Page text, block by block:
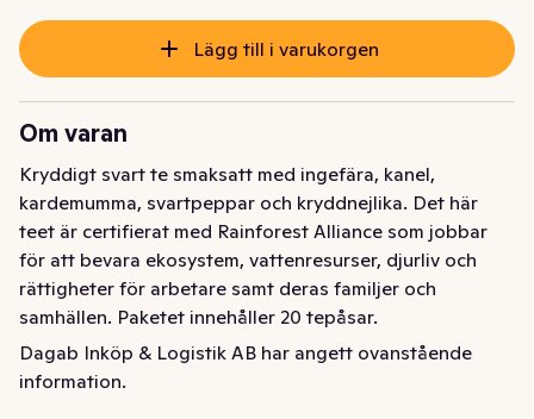
Lägg till i varukorgen
Om varan
Kryddigt svart te smaksatt med ingefära, kanel,
kardemumma, svartpeppar och kryddnejlika. Det här
teet är certifierat med Rainforest Alliance som jobbar
för att bevara ekosystem, vattenresurser, djurliv och
rättigheter för arbetare samt deras familjer och
samhällen. Paketet innehåller 20 tepåsar.
Svart chaité med smak av ingefära, kanel, kardemumma,
svartpeppar och kryddnejlika. Passar lika bra till
Dagab Inköp & Logistik AB har angett ovanstående
information.